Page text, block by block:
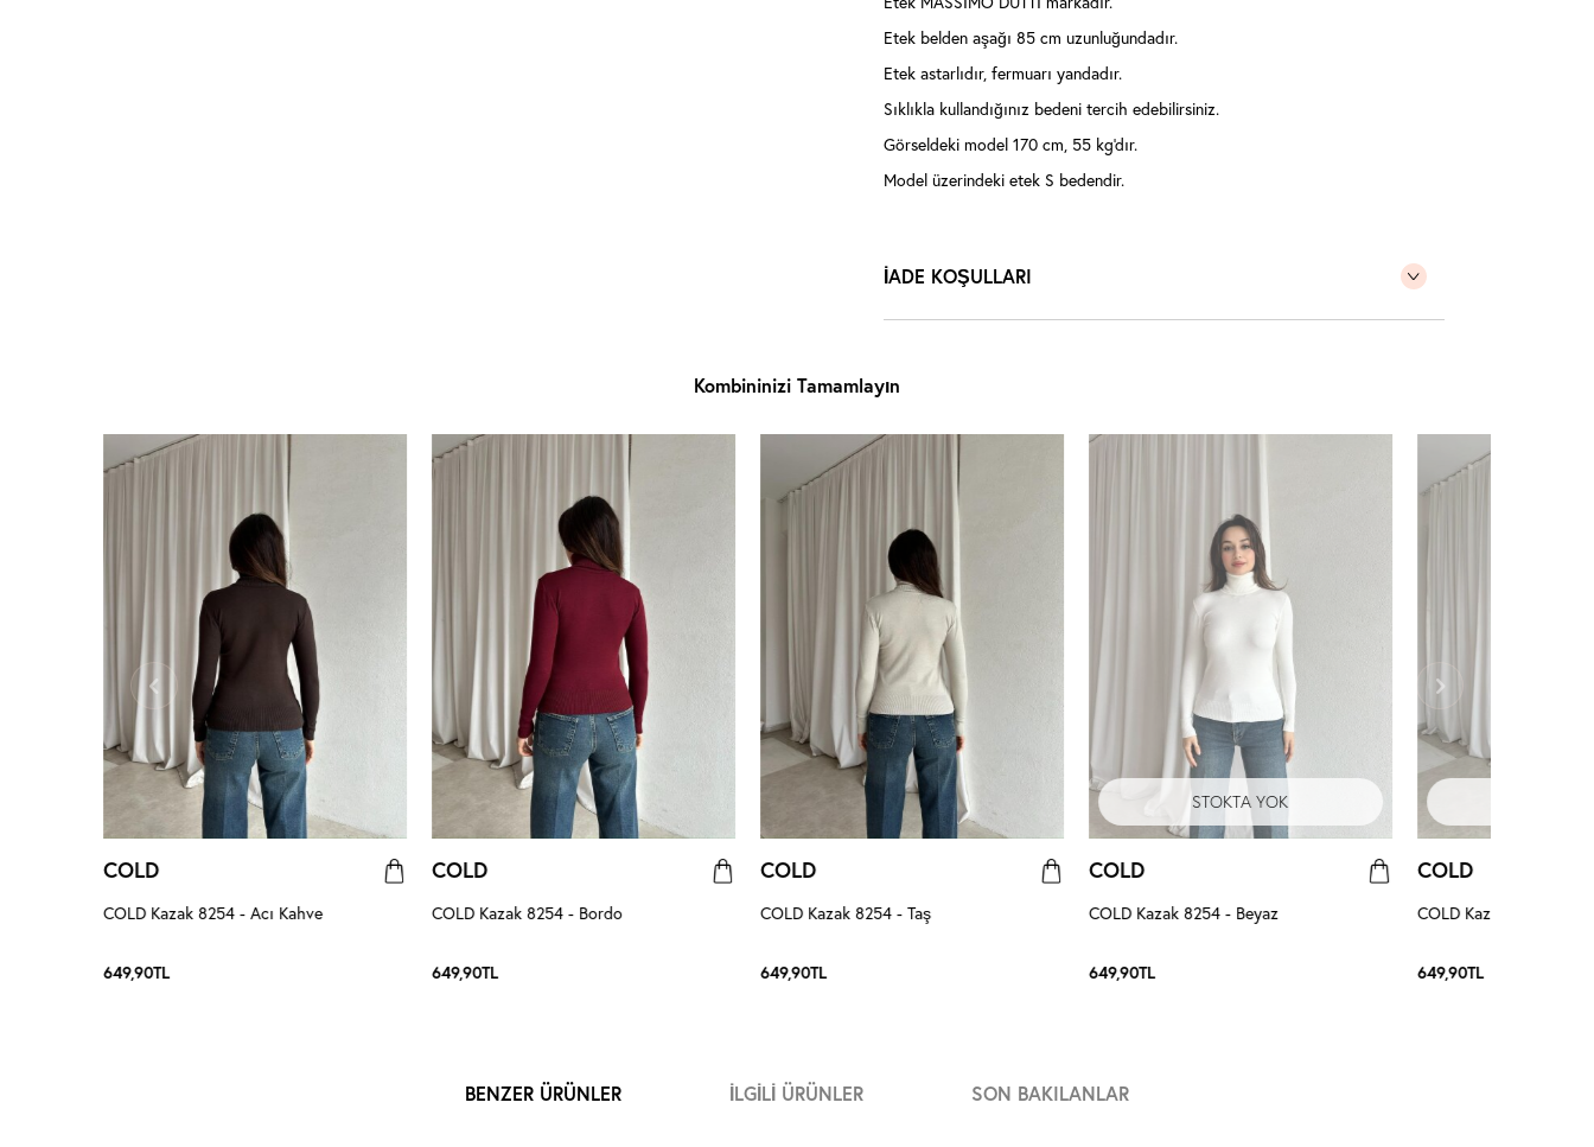
Etek belden aşağı 85 cm uzunluğundadır.
Etek astarlıdır, fermuarı yandadır.
Sıklıkla kullandığınız bedeni tercih edebilirsiniz.
Görseldeki model 170 cm, 55 kg'dır.
Model üzerindeki etek S bedendir.
İADE KOŞULLARI
Kombininizi Tamamlayın
COLD
COLD Kazak 8254 - Acı Kahve
649,90TL
COLD
COLD Kazak 8254 - Bordo
649,90TL
COLD
COLD Kazak 8254 - Taş
649,90TL
STOKTA YOK
COLD
COLD Kazak 8254 - Beyaz
649,90TL
COLD
COLD Kazak 8254 -
649,90TL
BENZER ÜRÜNLER İLGILI ÜRÜNLER SON BAKILANLAR